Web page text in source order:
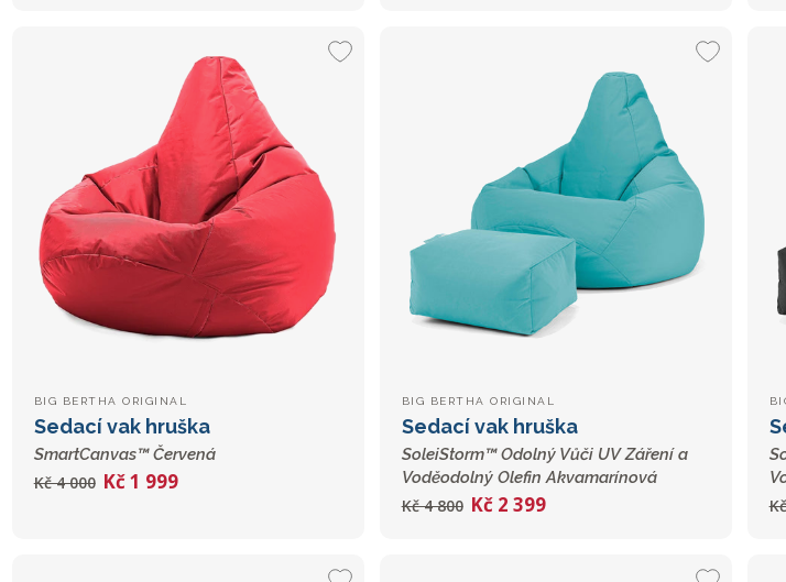
BIG BERTHA ORIGINAL
Sedací vak hruška
SmartCanvas™ Červená
Kč 4 000 Kč 1 999
BIG BERTHA ORIGINAL
Sedací vak hruška
SoleiStorm™ Odolný Vůči UV Záření a
Voděodolný Olefin Akvamarínová
Kč 4 800 Kč 2 399